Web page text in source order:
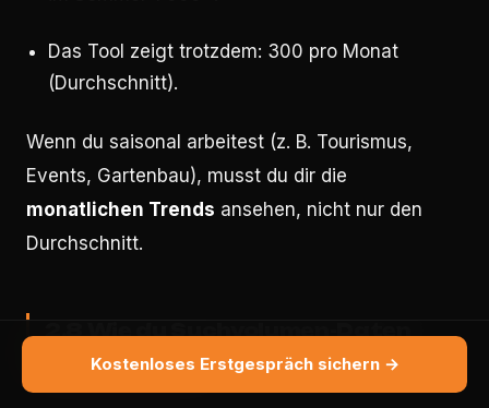
Kostenloses Erstgespräch sichern →
Das Tool zeigt trotzdem: 300 pro Monat
(Durchschnitt).
Wenn du saisonal arbeitest (z. B. Tourismus,
Events, Gartenbau), musst du dir die
monatlichen Trends ansehen, nicht nur den
Durchschnitt.
prüfen kannst